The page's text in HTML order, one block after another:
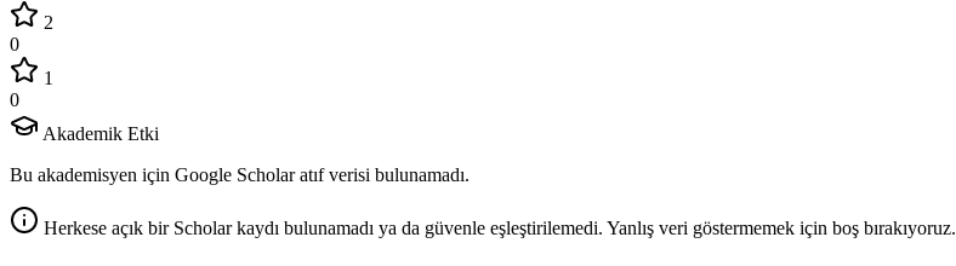
2
0
1
0
Akademik Etki
Bu akademisyen için Google Scholar atıf verisi bulunamadı.
Herkese açık bir Scholar kaydı bulunamadı ya da güvenle eşleştirilemedi. Yanlış veri göstermemek için boş bırakıyoruz.